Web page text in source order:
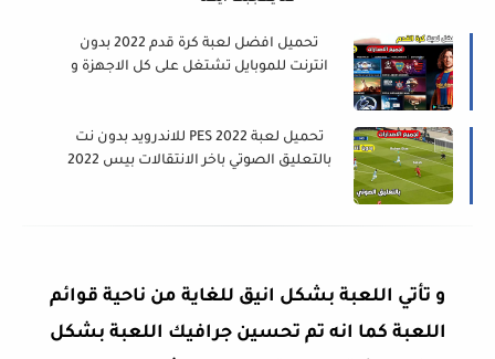
تحميل افضل لعبة كرة قدم 2022 بدون
انترنت للموبايل تشتغل على كل الاجهزة و
تحميل لعبة PES 2022 للاندرويد بدون نت
بالتعليق الصوتي باخر الانتقالات بيس 2022
و تأتي اللعبة بشكل انيق للغاية من ناحية قوائم
اللعبة كما انه تم تحسين جرافيك اللعبة بشكل